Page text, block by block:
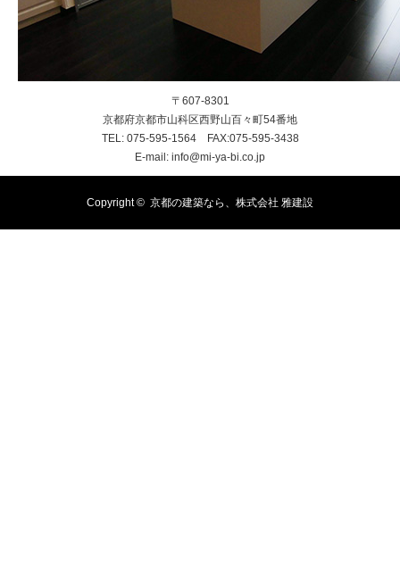
〒607-8301
京都府京都市山科区西野山百々町54番地
TEL: 075-595-1564 FAX:075-595-3438
E-mail: info@mi-ya-bi.co.jp
Copyright © 京都の建築なら、株式会社 雅建設